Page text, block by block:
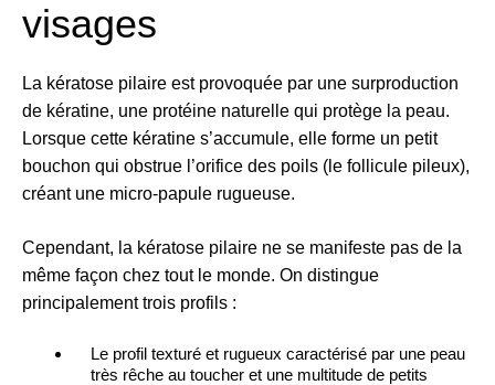
visages
La kératose pilaire est provoquée par une surproduction
de kératine, une protéine naturelle qui protège la peau.
Lorsque cette kératine s’accumule, elle forme un petit
bouchon qui obstrue l’orifice des poils (le follicule pileux),
créant une micro-papule rugueuse.
Cependant, la kératose pilaire ne se manifeste pas de la
même façon chez tout le monde. On distingue
principalement trois profils :
Le profil texturé et rugueux caractérisé par une peau
très rêche au toucher et une multitude de petits